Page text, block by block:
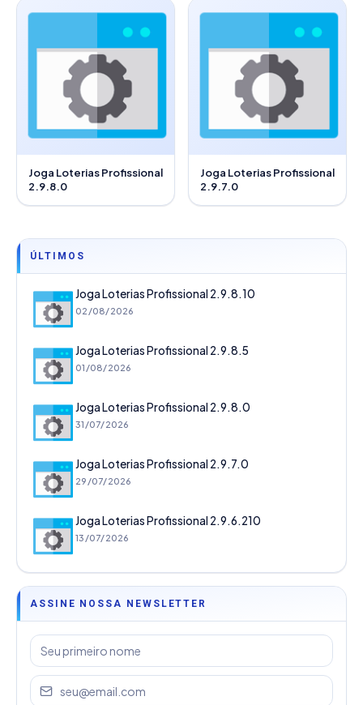
Joga Loterias Profissional
2.9.8.0
Joga Loterias Profissional
2.9.7.0
ÚLTIMOS
Joga Loterias Profissional 2.9.8.10
02/08/2026
Joga Loterias Profissional 2.9.8.5
01/08/2026
Joga Loterias Profissional 2.9.8.0
31/07/2026
Joga Loterias Profissional 2.9.7.0
29/07/2026
Joga Loterias Profissional 2.9.6.210
13/07/2026
ASSINE NOSSA NEWSLETTER